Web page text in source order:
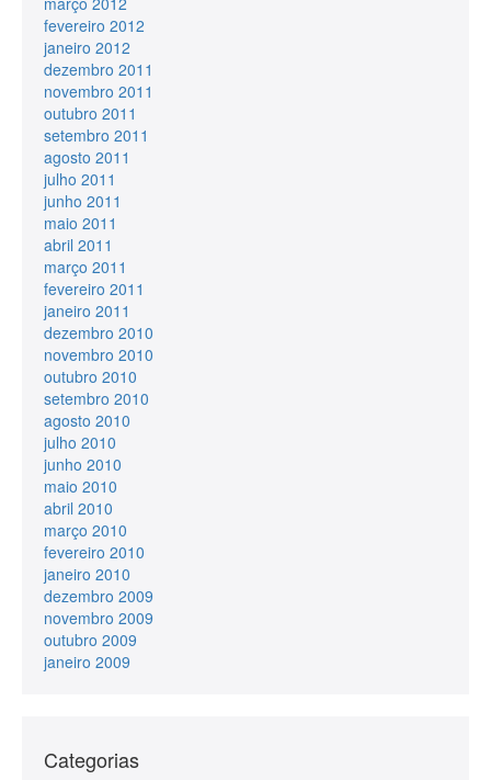
fevereiro 2012
janeiro 2012
dezembro 2011
novembro 2011
outubro 2011
setembro 2011
agosto 2011
julho 2011
junho 2011
maio 2011
abril 2011
março 2011
fevereiro 2011
janeiro 2011
dezembro 2010
novembro 2010
outubro 2010
setembro 2010
agosto 2010
julho 2010
junho 2010
maio 2010
abril 2010
março 2010
fevereiro 2010
janeiro 2010
dezembro 2009
novembro 2009
outubro 2009
janeiro 2009
Categorias